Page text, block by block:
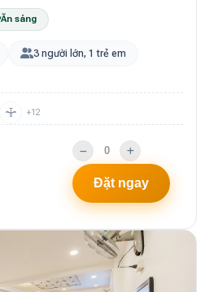
Ăn sáng
3 người lớn, 1 trẻ em
+12
Đặt ngay